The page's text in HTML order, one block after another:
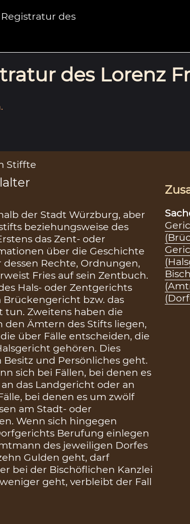
des
des Lorenz
Stiffte
der Stadt Würzburg, aber
beziehungsweise des
das Zent- oder
über die Geschichte
Rechte, Ordnungen,
Fries auf sein Zentbuch.
Hals- oder Zentgerichts
Brückengericht bzw. das
tun. Zweitens haben die
den Ämtern des Stifts liegen,
über Fälle entscheiden, die
gehören. Dies
und Persönliches geht.
sich bei Fällen, bei denen es
das Landgericht oder an
bei denen es um zwölf
am Stadt- oder
Wenn sich hingegen
Berufung einlegen
des jeweiligen Dorfes
Gulden geht, darf
bei der Bischöflichen Kanzlei
geht, verbleibt der Fall